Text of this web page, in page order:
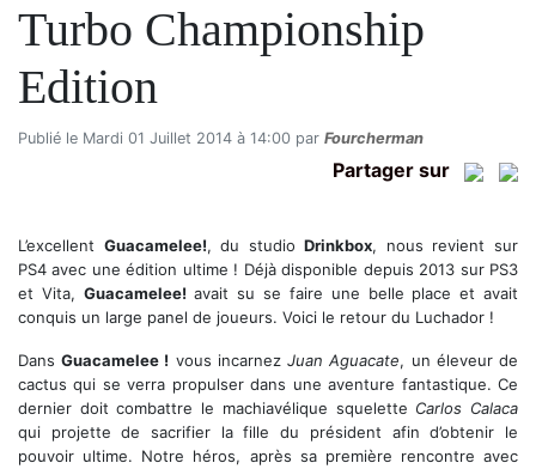
Turbo Championship
Edition
Publié le Mardi 01 Juillet 2014 à 14:00 par Fourcherman
Partager sur
L’excellent Guacamelee!, du studioDrinkbox, nous revient sur
PS4 avec une édition ultime ! Déjà disponible depuis 2013 sur PS3
et Vita, Guacamelee! avait su se faire une belle place et avait
conquis un large panel de joueurs. Voici le retour du Luchador !
DansGuacamelee ! vous incarnezJuan Aguacate, un éleveur de
cactus qui se verra propulser dans une aventure fantastique. Ce
dernier doit combattre le machiavélique squelette Carlos Calaca
qui projette de sacrifier la fille du président afin d’obtenir le
pouvoir ultime. Notre héros, après sa première rencontre avec